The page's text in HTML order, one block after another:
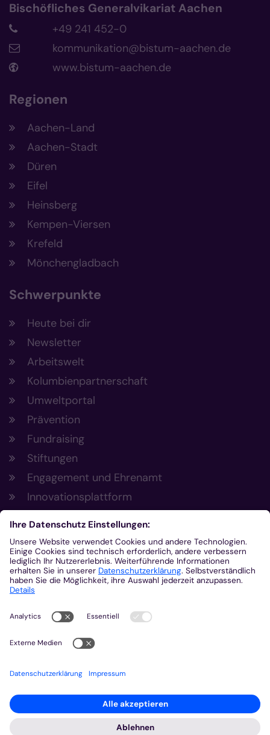
Bischöfliches Generalvikariat Aachen
+49 241 452-0
kommunikation@bistum-aachen.de
www.bistum-aachen.de
Regionen
Aachen-Land
Aachen-Stadt
Düren
Eifel
Heinsberg
Kempen-Viersen
Krefeld
Mönchengladbach
Schwerpunkte
Heute bei dir
Newsletter
Arbeitswelt
Kolumbienpartnerschaft
Umweltportal
Prävention
Fundraising
Stiftungen
Engagement und Ehrenamt
Innovationsplattform
Aus der Plattform
Nachrichten
Veranstaltungen
Gottesdienste
Stellenangebote
Kirchenzeitung
Amtsblatt (Kirchlicher Anzeiger)
Rechtsdatenbank
Meldestelle gemäß Hinweisgeberschutzgesetz